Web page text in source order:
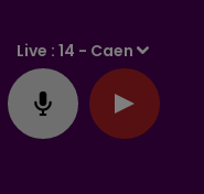
Live :14 - Caen